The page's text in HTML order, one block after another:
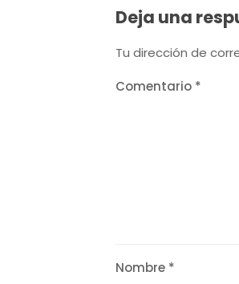
Deja una
Tu dirección de
Comentario *
Nombre *